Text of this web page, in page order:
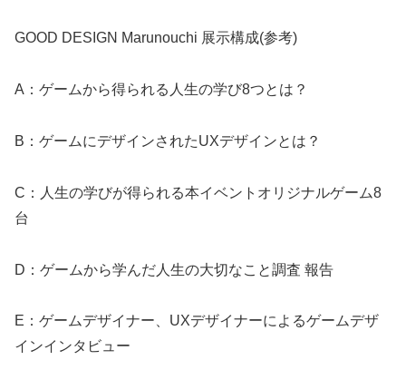
GOOD DESIGN Marunouchi 展示構成(参考)
A：ゲームから得られる人生の学び8つとは？
B：ゲームにデザインされたUXデザインとは？
C：人生の学びが得られる本イベントオリジナルゲーム8
台
D：ゲームから学んだ人生の大切なこと調査 報告
E：ゲームデザイナー、UXデザイナーによるゲームデザ
インインタビュー